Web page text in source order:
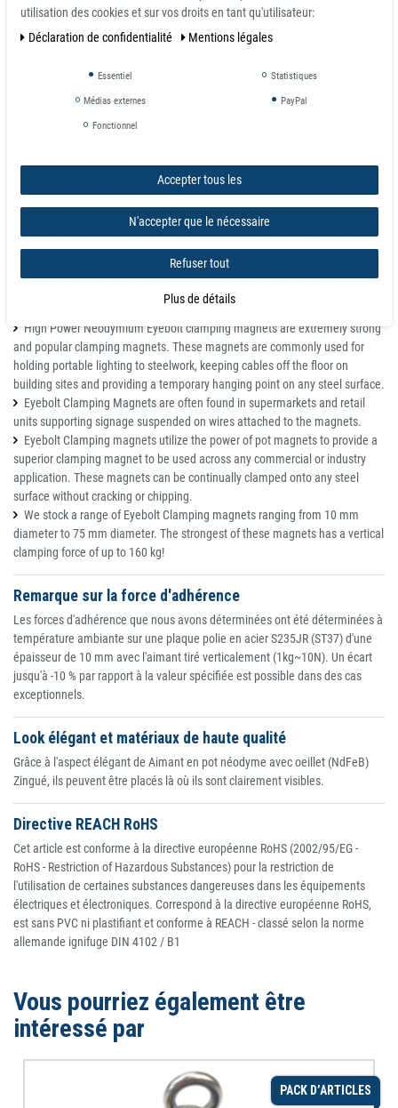
1142 25 8 5 37 17 22
42 10
1455 60 12 8 61 30 110 282
1456 75 14 10 84 34 160 560
High Power Neodymium Eyebolt clamping magnets are extremely strong
and popular clamping magnets. These magnets are commonly used for
holding portable lighting to steelwork, keeping cables off the floor on
building sites and providing a temporary hanging point on any steel surface.
Eyebolt Clamping Magnets are often found in supermarkets and retail
units supporting signage suspended on wires attached to the magnets.
Eyebolt Clamping magnets utilize the power of pot magnets to provide a
superior clamping magnet to be used across any commercial or industry
application. These magnets can be continually clamped onto any steel
surface without cracking or chipping.
We stock a range of Eyebolt Clamping magnets ranging from 10 mm
diameter to 75 mm diameter. The strongest of these magnets has a vertical
clamping force of up to 160 kg!
Remarque sur la force d'adhérence
Les forces d'adhérence que nous avons déterminées ont été déterminées à
température ambiante sur une plaque polie en acier S235JR (ST37) d'une
épaisseur de 10 mm avec l'aimant tiré verticalement (1kg~10N). Un écart
jusqu'à -10 % par rapport à la valeur spécifiée est possible dans des cas
exceptionnels.
Look élégant et matériaux de haute qualité
Grâce à l'aspect élégant de Aimant en pot néodyme avec oeillet (NdFeB)
Zingué, ils peuvent être placés là où ils sont clairement visibles.
Directive REACH RoHS
Cet article est conforme à la directive européenne RoHS (2002/95/EG -
RoHS - Restriction of Hazardous Substances) pour la restriction de
l'utilisation de certaines substances dangereuses dans les équipements
électriques et électroniques. Correspond à la directive européenne RoHS,
est sans PVC ni plastifiant et conforme à REACH - classé selon la norme
allemande ignifuge DIN 4102 / B1
Vous pourriez également être
intéressé par
PACK D’ARTICLES
utilisation des cookies et sur vos droits en tant qu'utilisateur:
Déclaration de confidentialité
Mentions légales
Essentiel Statistiques
Médias externes PayPal
Fonctionnel
Accepter tous les
N'accepter que le nécessaire
Refuser tout
Plus de détails